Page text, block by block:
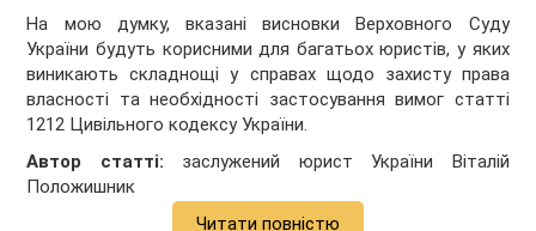
На мою думку, вказані висновки Верховного Суду
України будуть корисними для багатьох юристів, у яких
виникають складнощі у справах щодо захисту права
власності та необхідності застосування вимог статті
1212 Цивільного кодексу України.
Автор статті: заслужений юрист України Віталій
Положишник
Читати повністю